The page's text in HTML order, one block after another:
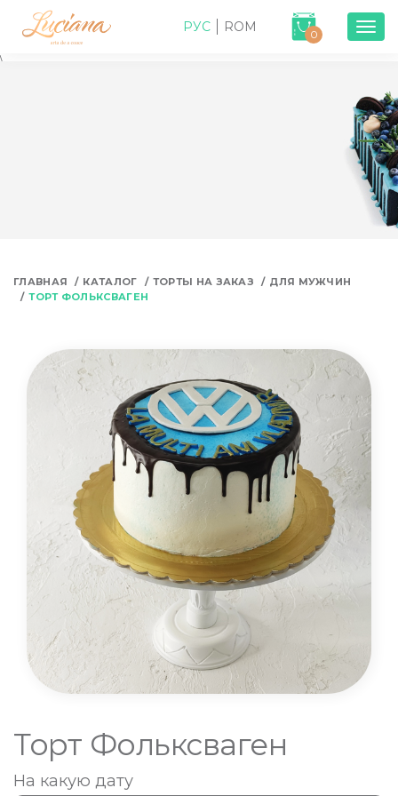
РУС ROM 0
\
ГЛАВНАЯ КАТАЛОГ ТОРТЫ НА ЗАКАЗ
ДЛЯ МУЖЧИН
ТОРТ ФОЛЬКСВАГЕН
Торт Фольксваген
На какую дату